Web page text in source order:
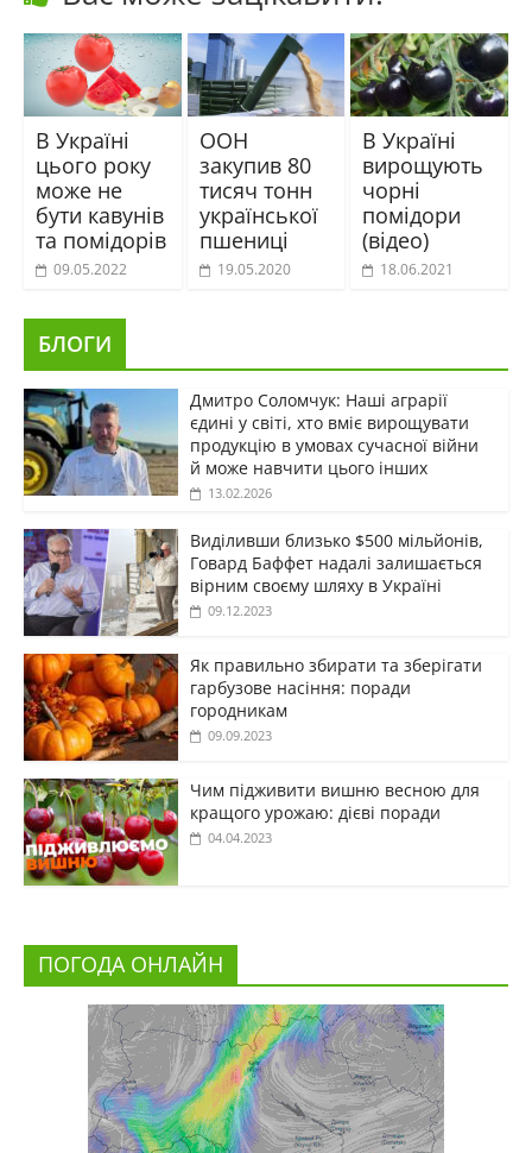
В Україні
цього року
може не
бути кавунів
та помідорів
09.05.2022
ООН
закупив 80
тисяч тонн
української
пшениці
19.05.2020
В Україні
вирощують
чорні
помідори
(відео)
18.06.2021
БЛОГИ
Дмитро Соломчук: Наші аграрії
єдині у світі, хто вміє вирощувати
продукцію в умовах сучасної війни
й може навчити цього інших
13.02.2026
Виділивши близько $500 мільйонів,
Говард Баффет надалі залишається
вірним своєму шляху в Україні
09.12.2023
Як правильно збирати та зберігати
гарбузове насіння: поради
городникам
09.09.2023
Чим підживити вишню весною для
кращого урожаю: дієві поради
04.04.2023
ПОГОДА ОНЛАЙН